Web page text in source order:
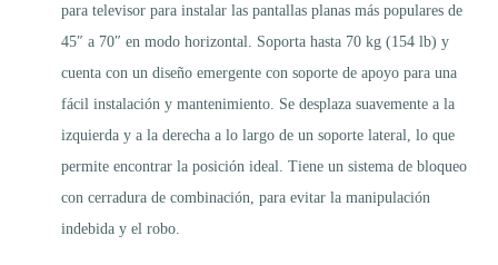
para televisor para instalar las pantallas planas más populares de
45″ a 70″ en modo horizontal. Soporta hasta 70 kg (154 lb) y
cuenta con un diseño emergente con soporte de apoyo para una
fácil instalación y mantenimiento. Se desplaza suavemente a la
izquierda y a la derecha a lo largo de un soporte lateral, lo que
permite encontrar la posición ideal. Tiene un sistema de bloqueo
con cerradura de combinación, para evitar la manipulación
indebida y el robo.